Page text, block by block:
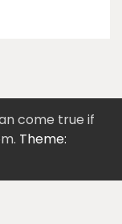
come true if
Theme: